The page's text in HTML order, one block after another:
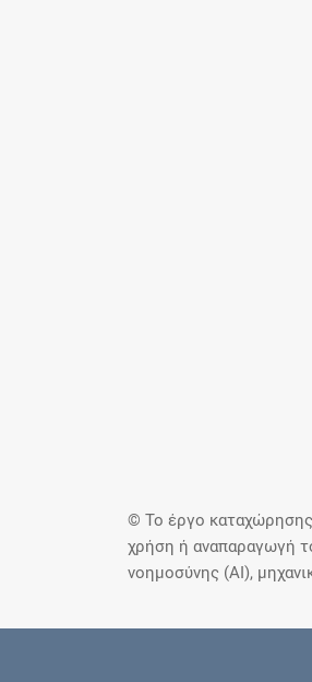
© Το έργο καταχώρησης
χρήση ή αναπαραγωγή
νοημοσύνης (AI),